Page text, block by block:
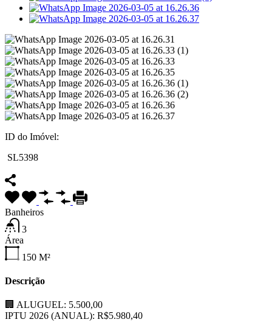
ID do Imóvel:
SL5398
Banheiros
3
Área
150 M²
Descrição
🏢 ALUGUEL: 5.500,00
IPTU 2026 (ANUAL): R$5.980,40